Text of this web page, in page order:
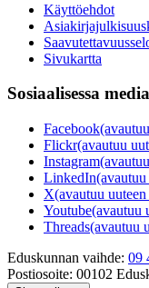
Käyttöehdot
Sivukartta
Sosiaalisessa
Facebook
Flickr(avautuu
Instagram
LinkedIn
X(avautuu
Youtube(avautuu
Threads(avautuu
Eduskunnan vaihde: 09
Postiosoite: 00102